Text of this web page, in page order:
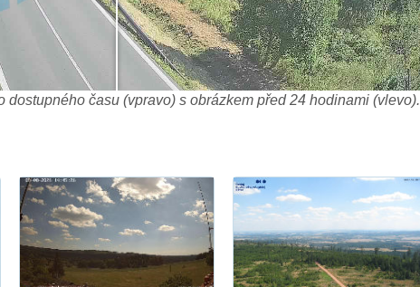
dostupného času (vpravo) s obrázkem před 24 hodinami (vlevo).